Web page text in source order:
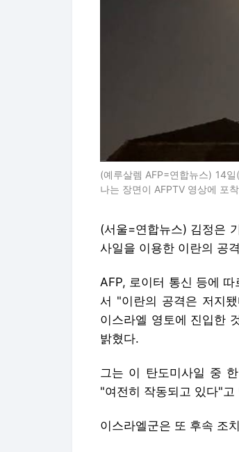
(예루살렘 AFP=연합뉴스) 14
나는 장면이 AFPTV 영상에 포
(서울=연합뉴스) 김정은
사일을 이용한 이란의 공
AFP, 로이터 통신 등에
서 "이란의 공격은 저지
이스라엘 영토에 진입한
밝혔다.
그는 이 탄도미사일 중
"여전히 작동되고 있다"고
이스라엘군은 또 후속 조